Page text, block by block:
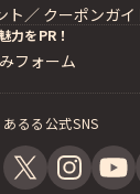
ト／ クーポンガイ
力をPR！
フォーム
あるる公式SNS